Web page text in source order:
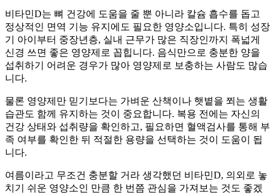
비타민D는 뼈 건강에 도움을 줄 뿐 아니라 칼슘 흡수를 돕고
정상적인 면역 기능 유지에도 필요한 영양소입니다. 특히 성장
기 아이부터 중장년층, 실내 근무가 많은 직장인까지 폭넓게
신경 쓰면 좋은 영양제로 꼽힙니다. 음식만으로 충분한 양을
섭취하기 어려운 경우가 많아 영양제로 보충하는 사람도 많습
니다.
물론 영양제만 믿기보다는 가벼운 산책이나 햇볕을 쬐는 생활
습관도 함께 유지하는 것이 중요합니다. 복용 전에는 자신의
건강 상태와 섭취량을 확인하고, 필요하면 혈액검사를 통해 부
족 여부를 확인한 뒤 적절한 용량을 선택하는 것이 도움이 됩
니다.
여름이라고 무조건 충분할 거라 생각했던 비타민D, 의외로 놓
치기 쉬운 영양소인 만큼 한 번쯤 관심을 가져보는 것도 좋겠